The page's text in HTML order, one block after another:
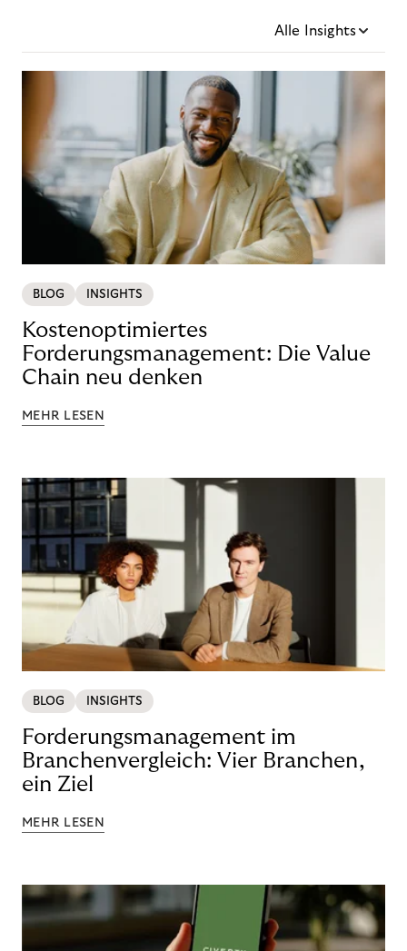
Alle Insights
BLOG INSIGHTS
Kostenoptimiertes
Forderungsmanagement: Die Value
Chain neu denken
MEHR LESEN
BLOG INSIGHTS
Forderungsmanagement im
Branchenvergleich: Vier Branchen,
ein Ziel
MEHR LESEN